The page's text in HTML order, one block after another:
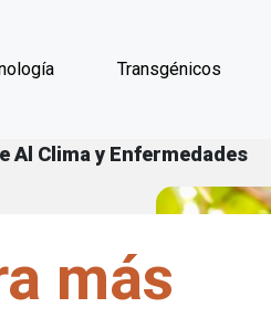
Transgénicos
a
Al Clima y Enfermedades
más